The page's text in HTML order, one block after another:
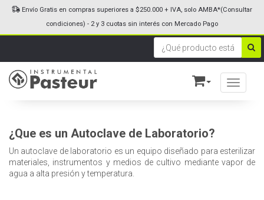
Toggle
Envío Gratis en compras superiores a $250.000 + IVA, solo AMBA*(Consultar
condiciones) - 2 y 3 cuotas sin interés con Mercado Pago
¿Que es un Autoclave de Laboratorio?
Un autoclave de laboratorio es un equipo diseñado para esterilizar
materiales, instrumentos y medios de cultivo mediante vapor de
agua a alta presión y temperatura.